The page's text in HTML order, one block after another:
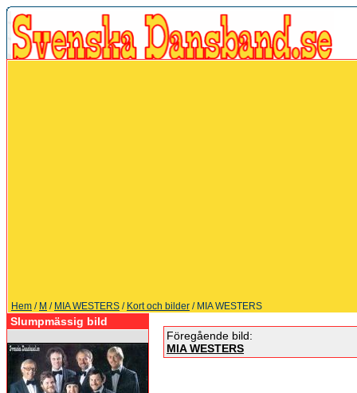
Hem / M / MIA WESTERS / Kort och bilder / MIA WESTERS
Slumpmässig bild
Föregående bild:
MIA WESTERS